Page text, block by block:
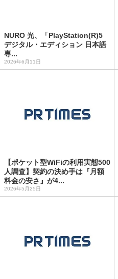
NURO 光、「PlayStation(R)5
デジタル・エディション 日本語
専...
2026年6月11日
【ポケット型WiFiの利用実態500
人調査】契約の決め手は『月額
料金の安さ』が4...
2026年5月25日